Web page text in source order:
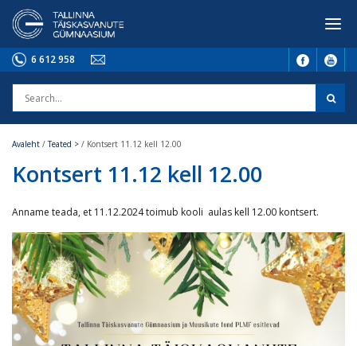
6 612 958
Avaleht /Teated > / Kontsert 11.12 kell 12.00
Kontsert 11.12 kell 12.00
Anname teada, et 11.12.2024 toimub kooli aulas kell 12.00 kontsert.